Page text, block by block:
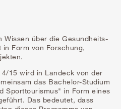
Wissen über die Gesundheits-
Form von Forschung,
15 wird in Landeck von der
das Bachelor-Studium
Sporttourismus" in Form eines
Das bedeutet, dass